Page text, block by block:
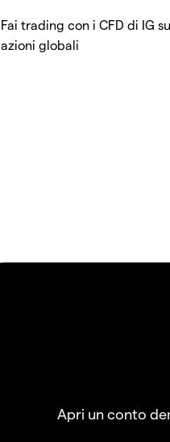
Fai trading con i CFD di IG
azioni globali
Apri un conto